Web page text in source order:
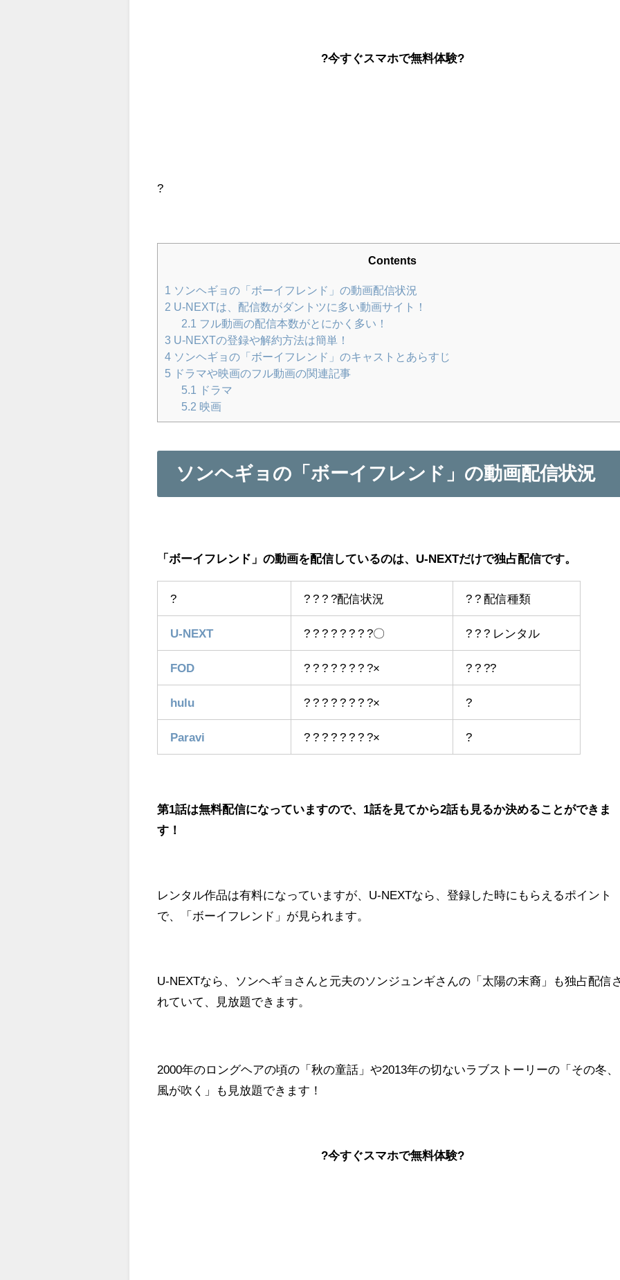
?今すぐスマホで無料体験?
?
Contents
1
ソンヘギョの「ボーイフレンド」の動画配信状況
2 U-NEXTは、配信数がダントツに多い動画サイト！
2.1
フル動画の配信本数がとにかく多い！
3 U-NEXTの登録や解約方法は簡単！
4 ソンヘギョの「ボーイフレンド」のキャストとあらすじ
5 ドラマや映画のフル動画の関連記事
5.1
ドラマ
5.2 映画
ソンヘギョの「ボーイフレンド」の動画配信状況
「ボーイフレンド」の動画を配信しているのは、U-NEXTだけで独占配信です。
? ? ? ? ?配信状況 ? ? 配信種類
U-NEXT ? ? ? ? ? ? ? ?〇 ? ? ? レンタル
FOD ? ? ? ? ? ? ? ?× ? ? ??
hulu ? ? ? ? ? ? ? ?× ?
Paravi ? ? ? ? ? ? ? ?× ?
第1話は無料配信になっていますので、1話を見てから2話も見るか決めることができま
す！
レンタル作品は有料になっていますが、U-NEXTなら、登録した時にもらえるポイント
で、「ボーイフレンド」が見られます。
U-NEXTなら、ソンヘギョさんと元夫のソンジュンギさんの「太陽の末裔」も独占配信
れていて、見放題できます。
2000年のロングヘアの頃の「秋の童話」や2013年の切ないラブストーリーの「その冬、
風が吹く」も見放題できます！
?今すぐスマホで無料体験?